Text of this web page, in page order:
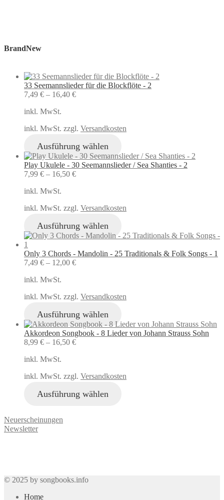
BrandNew
33 Seemannslieder für die Blockflöte - 2
7,49 € – 16,40 €
inkl. MwSt.
inkl. MwSt. zzgl. Versandkosten
Ausführung wählen
Play Ukulele - 30 Seemannslieder / Sea Shanties - 2
7,99 € – 16,50 €
inkl. MwSt.
inkl. MwSt. zzgl. Versandkosten
Ausführung wählen
Only 3 Chords - Mandolin - 25 Traditionals & Folk Songs - 1
7,49 € – 12,00 €
inkl. MwSt.
inkl. MwSt. zzgl. Versandkosten
Ausführung wählen
Akkordeon Songbook - 8 Lieder von Johann Strauss Sohn
8,99 € – 16,50 €
inkl. MwSt.
inkl. MwSt. zzgl. Versandkosten
Ausführung wählen
Neuerscheinungen
Newsletter
© 2025 by songbooks.info
Home